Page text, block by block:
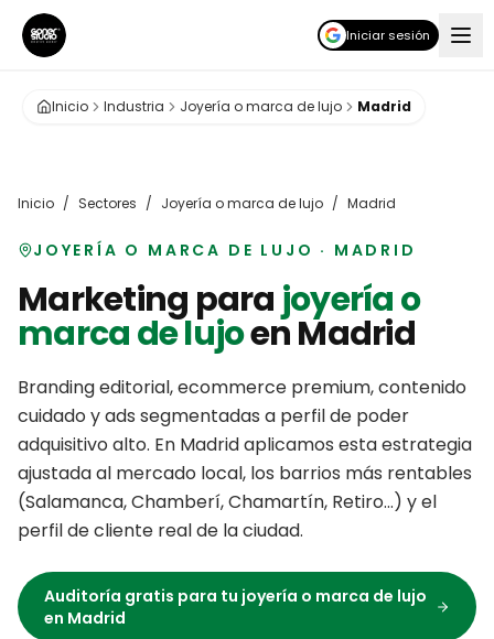
Iniciar sesión
Inicio Industria Joyería o marca de lujo Madrid
Inicio / Sectores / Joyería o marca de lujo / Madrid
JOYERÍA O MARCA DE LUJO · MADRID
Marketing para joyería o
marca de lujoenMadrid
Branding editorial, ecommerce premium, contenido
cuidado y ads segmentadas a perfil de poder
adquisitivo alto. En Madridaplicamos esta estrategia
ajustada al mercado local, los barrios más rentables
(Salamanca, Chamberí, Chamartín, Retiro…) y el
perfil de cliente real de la ciudad.
Auditoría gratis para tu joyería o marca de lujo
en Madrid